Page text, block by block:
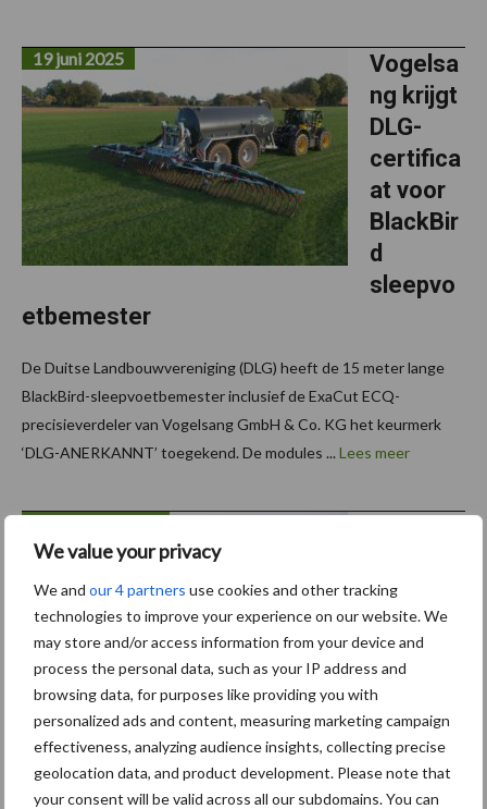
We value your privacy
We and our 4 partners use cookies and other tracking
technologies to improve your experience on our website. We
may store and/or access information from your device and
process the personal data, such as your IP address and
browsing data, for purposes like providing you with
personalized ads and content, measuring marketing campaign
effectiveness, analyzing audience insights, collecting precise
geolocation data, and product development. Please note that
your consent will be valid across all our subdomains. You can
Vogelsa
ng krijgt
DLG-
certifica
at voor
BlackBir
d
sleepvo
etbemester
19 juni 2025
De Duitse Landbouwvereniging (DLG) heeft de 15 meter lange
BlackBird-sleepvoetbemester inclusief de ExaCut ECQ-
precisieverdeler van Vogelsang GmbH & Co. KG het keurmerk
‘DLG-ANERKANNT’ toegekend. De modules ... Lees meer
oen
start op
17
februari:
waar
moet u
op letten?